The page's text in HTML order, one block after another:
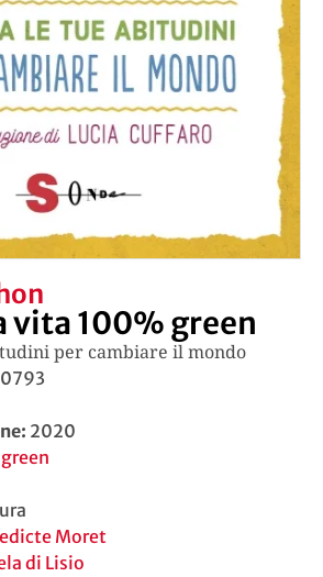
vita 100% green
per cambiare il mondo
2020
Moret
di Lisio